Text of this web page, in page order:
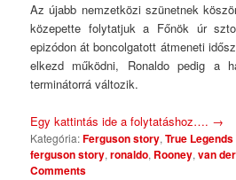
Az újabb nemzetközi szünetnek
közepette folytatjuk a Főnök úr
epizódon át boncolgatott átmeneti
elkezd működni, Ronaldo pedig a
terminátorrá változik.
Egy kattintás ide a folytatáshoz…. →
Kategória:Ferguson story,True Legends
ferguson story,ronaldo, Rooney,van
Comments